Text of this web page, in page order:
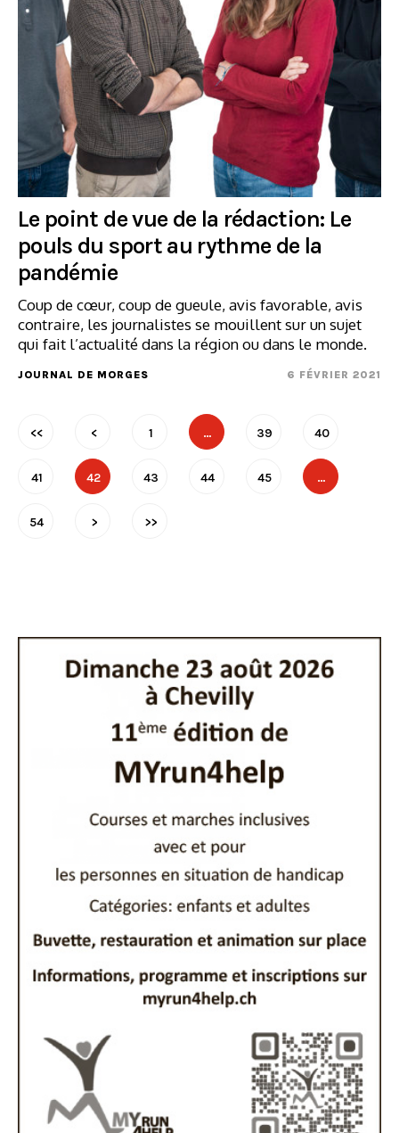
Le point de vue de la rédaction: Le
pouls du sport au rythme de la
pandémie
Coup de cœur, coup de gueule, avis favorable, avis
contraire, les journalistes se mouillent sur un sujet
qui fait l’actualité dans la région ou dans le monde.
JOURNAL DE MORGES 6 FÉVRIER 2021
<< < 1 … 39 40
41 42 43 44 45 …
54 > >>